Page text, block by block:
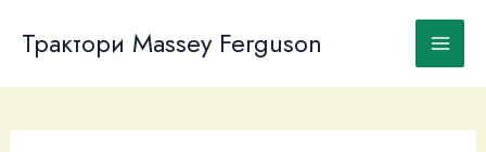
content
Трактори Massey Ferguson